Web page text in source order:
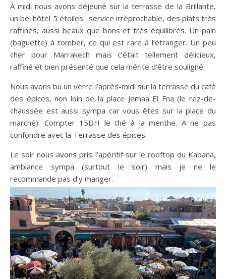
À midi nous avons déjeuné sur la terrasse de la Brillante,
un bel hôtel 5 étoiles : service irréprochable, des plats très
raffinés, aussi beaux que bons et très équilibrés. Un pain
(baguette) à tomber, ce qui est rare à l’étranger. Un peu
cher pour Marrakech mais c’était tellement délicieux,
raffiné et bien présenté que cela mérite d’être souligné.
Nous avons bu un verre l’après-midi sur la terrasse du café
des épices, non loin de la place Jemaa El Fna (le rez-de-
chaussée est aussi sympa car vous êtes sur la place du
marché). Compter 15DH le thé à la menthe. A ne pas
confondre avec la Terrasse des épices.
Le soir nous avons pris l’apéritif sur le rooftop du Kabana,
ambiance sympa (surtout le soir) mais je ne le
recommande pas d’y manger.